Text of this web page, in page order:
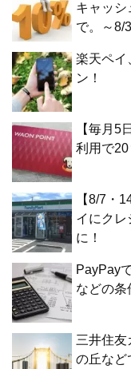
キャッシ
で。～8/
楽天ペイ
ン！
【毎月5
利用で20
【8/7・
イにクレ
に！
PayPay
などの条
三井住友
の丘など